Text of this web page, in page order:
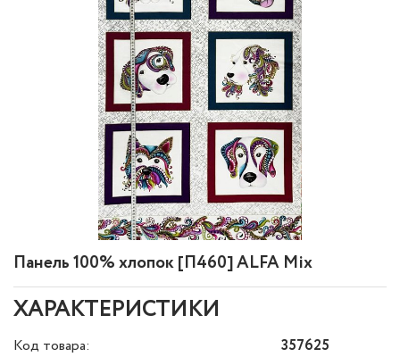
Панель 100% хлопок [П460] ALFA Mix
ХАРАКТЕРИСТИКИ
Код товара:
357625